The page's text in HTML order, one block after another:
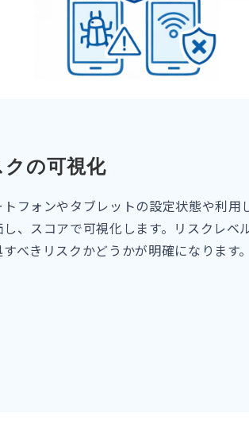
クの可視化
トフォンやタブレットの設定状態や利用
し、スコアで可視化します。リスクレベ
べきリスクかどうかが明確になります。